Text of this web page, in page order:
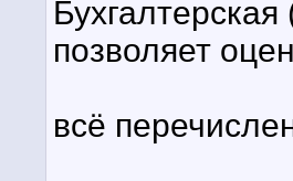
позволяет
всё